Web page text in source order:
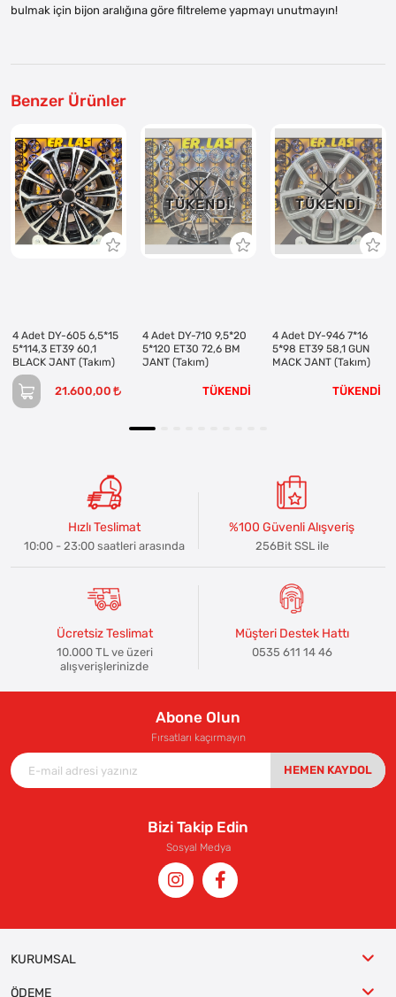
bulmak için bijon aralığına göre filtreleme yapmayı unutmayın!
Benzer Ürünler
4 Adet DY-605 6,5*15
5*114,3 ET39 60,1
BLACK JANT (Takım)
21.600,00
TÜKENDI
4 Adet DY-710 9,5*20
5*120 ET30 72,6 BM
JANT (Takım)
TÜKENDİ
TÜKENDI
4 Adet DY-946 7*16
5*98 ET39 58,1 GUN
MACK JANT (Takım)
TÜKENDİ
Hızlı Teslimat
10:00 - 23:00 saatleri arasında
%100 Güvenli Alışveriş
256Bit SSL ile
Ücretsiz Teslimat
10.000 TL ve üzeri
alışverişlerinizde
Müşteri Destek Hattı
0535 611 14 46
Abone Olun
Fırsatları kaçırmayın
HEMEN KAYDOL
Bizi Takip Edin
Sosyal Medya
KURUMSAL
ÖDEME